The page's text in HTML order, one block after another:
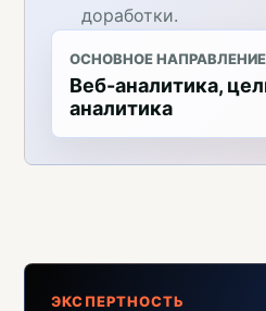
доработки.
ОСНОВНОЕ НАПРАВЛЕНИЕ
Веб-аналитика,
аналитика
ЭКСПЕРТНОСТЬ